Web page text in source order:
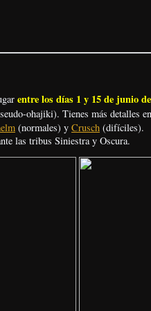
entre los días 1 y 15 de junio
ohajiki). Tienes más detalles
(normales) y Crusch (difíciles).
las tribus Siniestra y Oscura.